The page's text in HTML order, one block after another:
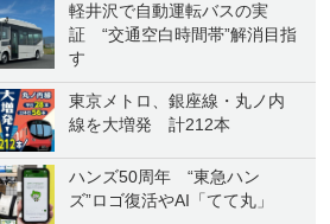
軽井沢で自動運転バスの実
証 “交通空白時間帯”解消目指
す
東京メトロ、銀座線・丸ノ内
線を大増発 計212本
ハンズ50周年 “東急ハン
ズ”ロゴ復活やAI「てて丸」